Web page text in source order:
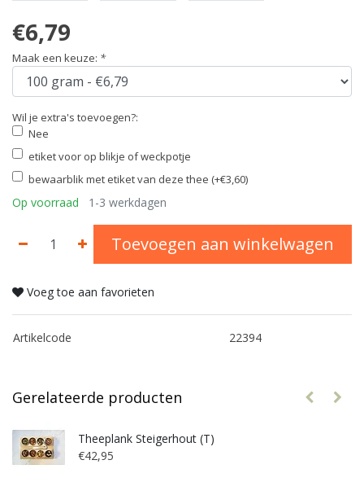
€6,79
Maak een keuze: *
Wil je extra's toevoegen?:
Nee
etiket voor op blikje of weckpotje
bewaarblik met etiket van deze thee (+€3,60)
Op voorraad 1-3 werkdagen
Toevoegen aan winkelwagen
Voeg toe aan favorieten
Artikelcode 22394
Gerelateerde producten
Theeplank Steigerhout (T)
€42,95